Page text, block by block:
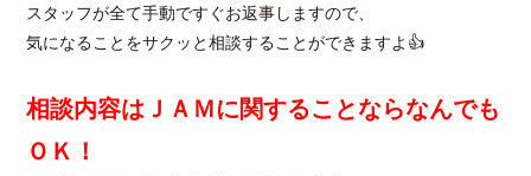
スタッフが全て手動ですぐお返事しますので、
気になることをサクッと相談することができますよ👍
相談内容はＪＡＭに関することならなんでも
ＯＫ！